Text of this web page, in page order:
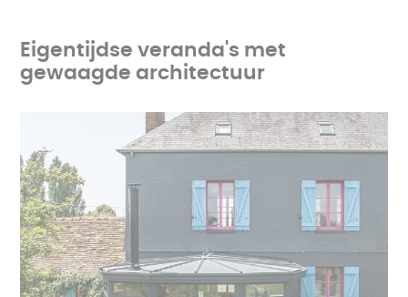
Eigentijdse veranda's met
gewaagde architectuur